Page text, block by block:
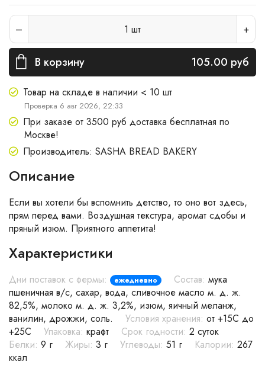
1 шт
В корзину 105.00 руб
Товар на складе в наличии < 10 шт
Проверка 6 авг 2026, 22:33
При заказе от 3500 руб доставка бесплатная по
Москве!
Производитель: SASHA BREAD BAKERY
Описание
Если вы хотели бы вспомнить детство, то оно вот здесь,
прям перед вами. Воздушная текстура, аромат сдобы и
пряный изюм. Приятного аппетита!
Характеристики
Дни поставок с фермы: ежедневно Состав: мука
пшеничная в/с, сахар, вода, сливочное масло м. д. ж.
82,5%, молоко м. д. ж. 3,2%, изюм, яичный меланж,
ванилин, дрожжи, соль.
Условия хранения: от +15С до
+25С
Упаковка: крафт Срок годности: 2 суток
Белки: 9 г Жиры: 3 г Углеводы: 51 г Калории: 267
ккал